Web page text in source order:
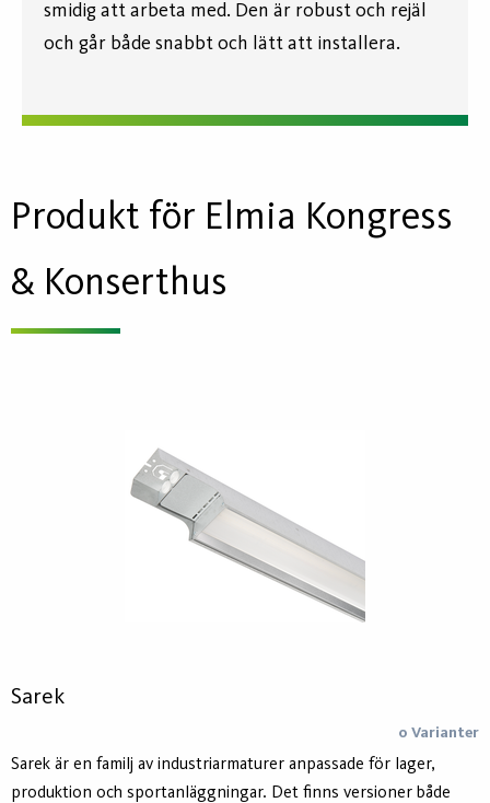
smidig att arbeta med. Den är robust och rejäl
och går både snabbt och lätt att installera.
Produkt för Elmia Kongress
& Konserthus
Sarek
0 Varianter
Sarek är en familj av industriarmaturer anpassade för lager,
produktion och sportanläggningar. Det finns versioner både